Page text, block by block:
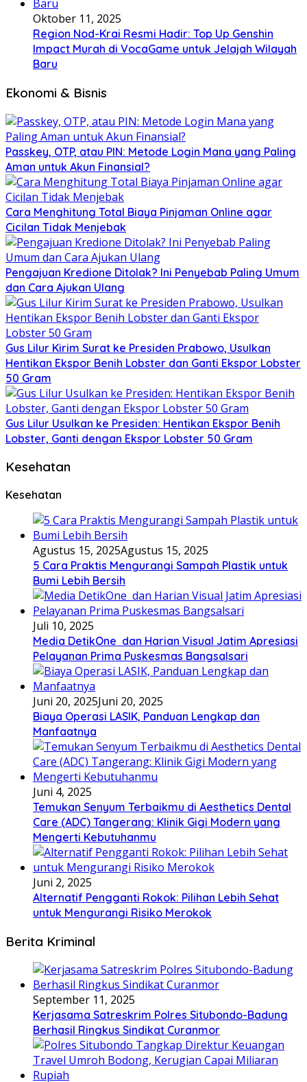
Oktober 11, 2025
Region Nod-Krai Resmi Hadir: Top Up Genshin
Impact Murah di VocaGame untuk Jelajah Wilayah
Baru
Ekonomi & Bisnis
Passkey, OTP, atau PIN: Metode Login Mana yang Paling
Aman untuk Akun Finansial?
Cara Menghitung Total Biaya Pinjaman Online agar
Cicilan Tidak Menjebak
Pengajuan Kredione Ditolak? Ini Penyebab Paling Umum
dan Cara Ajukan Ulang
Gus Lilur Kirim Surat ke Presiden Prabowo, Usulkan
Hentikan Ekspor Benih Lobster dan Ganti Ekspor Lobster
50 Gram
Gus Lilur Usulkan ke Presiden: Hentikan Ekspor Benih
Lobster, Ganti dengan Ekspor Lobster 50 Gram
Kesehatan
Kesehatan
Agustus 15, 2025Agustus 15, 2025
5 Cara Praktis Mengurangi Sampah Plastik untuk
Bumi Lebih Bersih
Juli 10, 2025
Media DetikOne dan Harian Visual Jatim Apresiasi
Pelayanan Prima Puskesmas Bangsalsari
Juni 20, 2025Juni 20, 2025
Biaya Operasi LASIK, Panduan Lengkap dan
Manfaatnya
Juni 4, 2025
Temukan Senyum Terbaikmu di Aesthetics Dental
Care (ADC) Tangerang: Klinik Gigi Modern yang
Mengerti Kebutuhanmu
Juni 2, 2025
Alternatif Pengganti Rokok: Pilihan Lebih Sehat
untuk Mengurangi Risiko Merokok
Berita Kriminal
September 11, 2025
Kerjasama Satreskrim Polres Situbondo-Badung
Berhasil Ringkus Sindikat Curanmor